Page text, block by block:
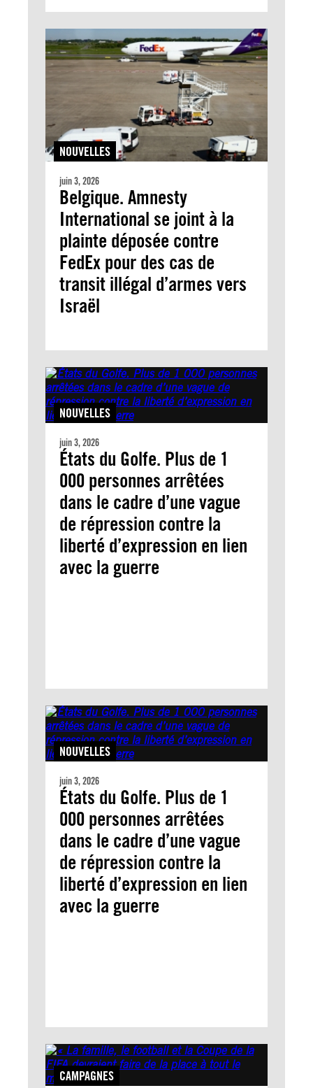
NOUVELLES
juin 3, 2026
Belgique. Amnesty
International se joint à la
plainte déposée contre
FedEx pour des cas de
transit illégal d’armes vers
Israël
NOUVELLES
juin 3, 2026
États du Golfe. Plus de 1
000 personnes arrêtées
dans le cadre d’une vague
de répression contre la
liberté d’expression en lien
avec la guerre
NOUVELLES
juin 3, 2026
États du Golfe. Plus de 1
000 personnes arrêtées
dans le cadre d’une vague
de répression contre la
liberté d’expression en lien
avec la guerre
CAMPAGNES